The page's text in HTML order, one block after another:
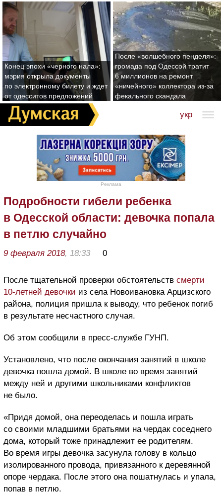
Конец эпохи «черного нала»:
мэрия открыла документы
по электронному билету и ждет
от одесситов предложений
После «волшебного пенделя»:
громада под Одессой тратит
6 миллионов на ремонт
«ничейного» коллектора из-за
фекального скандала
укр
Реклама
Подробности гибели ребенка
в Одесской области: девочка попала
в петлю случайно
9 февраля 2018, 18:33 0
После тщательной проверки обстоятельств смерти
10-летней девочки из села Новоивановка Арцизского
района, полиция пришла к выводу, что ребенок погиб
в результате несчастного случая.
Об этом сообщили в пресс-службе ГУНП.
Установлено, что после окончания занятий в школе
девочка пошла домой. В школе во время занятий
между ней и другими школьниками конфликтов
не было.
«Придя домой, она переоделась и пошла играть
со своими младшими братьями на чердак соседнего
дома, который тоже принадлежит ее родителям.
Во время игры девочка засунула голову в кольцо
изолированного провода, привязанного к деревянной
опоре чердака. После этого она пошатнулась и упала,
попав в петлю.